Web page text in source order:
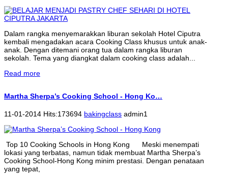
Dalam rangka menyemarakkan liburan sekolah Hotel Ciputra
kembali mengadakan acara Cooking Class khusus untuk anak-
anak. Dengan ditemani orang tua dalam rangka liburan
sekolah. Tema yang diangkat dalam cooking class adalah...
Read more
Martha Sherpa’s Cooking School - Hong Ko…
11-01-2014 Hits:173694 bakingclass admin1
Top 10 Cooking Schools in Hong Kong Meski menempati
lokasi yang terbatas, namun tidak membuat Martha Sherpa’s
Cooking School-Hong Kong minim prestasi. Dengan penataan
yang tepat,